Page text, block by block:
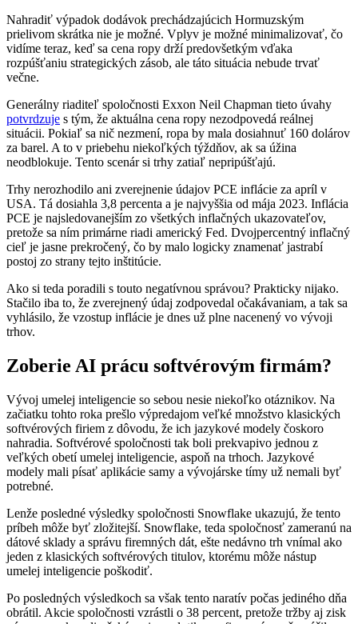
Nahradiť výpadok dodávok prechádzajúcich Hormuzským
prielivom skrátka nie je možné. Vplyv je možné minimalizovať, čo
vidíme teraz, keď sa cena ropy drží predovšetkým vďaka
rozpúšťaniu strategických zásob, ale táto situácia nebude trvať
večne.
Generálny riaditeľ spoločnosti Exxon Neil Chapman tieto úvahy
potvrdzuje s tým, že aktuálna cena ropy nezodpovedá reálnej
situácii. Pokiaľ sa nič nezmení, ropa by mala dosiahnuť 160 dolárov
za barel. A to v priebehu niekoľkých týždňov, ak sa úžina
neodblokuje. Tento scenár si trhy zatiaľ nepripúšťajú.
Trhy nerozhodilo ani zverejnenie údajov PCE inflácie za apríl v
USA. Tá dosiahla 3,8 percenta a je najvyššia od mája 2023. Inflácia
PCE je najsledovanejším zo všetkých inflačných ukazovateľov,
pretože sa ním primárne riadi americký Fed. Dvojpercentný inflačný
cieľ je jasne prekročený, čo by malo logicky znamenať jastrabí
postoj zo strany tejto inštitúcie.
Ako si teda poradili s touto negatívnou správou? Prakticky nijako.
Stačilo iba to, že zverejnený údaj zodpovedal očakávaniam, a tak sa
vyhlásilo, že vzostup inflácie je dnes už plne nacenený vo vývoji
trhov.
Zoberie AI prácu softvérovým firmám?
Vývoj umelej inteligencie so sebou nesie niekoľko otáznikov. Na
začiatku tohto roka prešlo výpredajom veľké množstvo klasických
softvérových firiem z dôvodu, že ich jazykové modely čoskoro
nahradia. Softvérové spoločnosti tak boli prekvapivo jednou z
veľkých obetí umelej inteligencie, aspoň na trhoch. Jazykové
modely mali písať aplikácie samy a vývojárske tímy už nemali byť
potrebné.
Lenže posledné výsledky spoločnosti Snowflake ukazujú, že tento
príbeh môže byť zložitejší. Snowflake, teda spoločnosť zameranú na
dátové sklady a správu firemných dát, ešte nedávno trh vnímal ako
jeden z klasických softvérových titulov, ktorému môže nástup
umelej inteligencie poškodiť.
Po posledných výsledkoch sa však tento naratív počas jediného dňa
obrátil. Akcie spoločnosti vzrástli o 38 percent, pretože tržby aj zisk